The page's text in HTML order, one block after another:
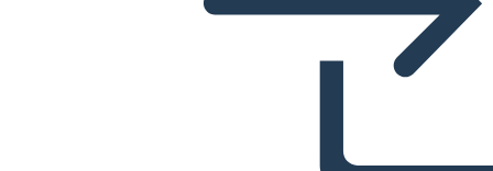
Poster Della Biografia di